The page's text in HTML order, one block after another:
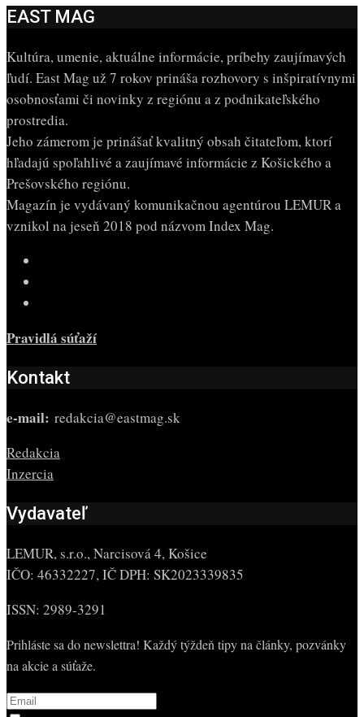
EAST MAG
Kultúra, umenie, aktuálne informácie, príbehy zaujímavých
ľudí. East Mag už 7 rokov prináša rozhovory s inšpiratívnymi
osobnosťami či novinky z regiónu a z podnikateľského
prostredia.
Jeho zámerom je prinášať kvalitný obsah čitateľom, ktorí
hľadajú spoľahlivé a zaujímavé informácie z Košického a
Prešovského regiónu.
Magazín je vydávaný komunikačnou agentúrou LEMUR a
vznikol na jeseň 2018 pod názvom Index Mag.
Pravidlá súťaží
Kontakt
e-mail: redakcia@eastmag.sk
Redakcia
Inzercia
Vydavateľ
LEMUR, s.r.o., Narcisová 4, Košice
IČO: 46332227, IČ DPH: SK2023339835
ISSN: 2989-3291
Prihláste sa do newslettra! Každý týždeň tipy na články, pozvánky
na akcie a súťaže.